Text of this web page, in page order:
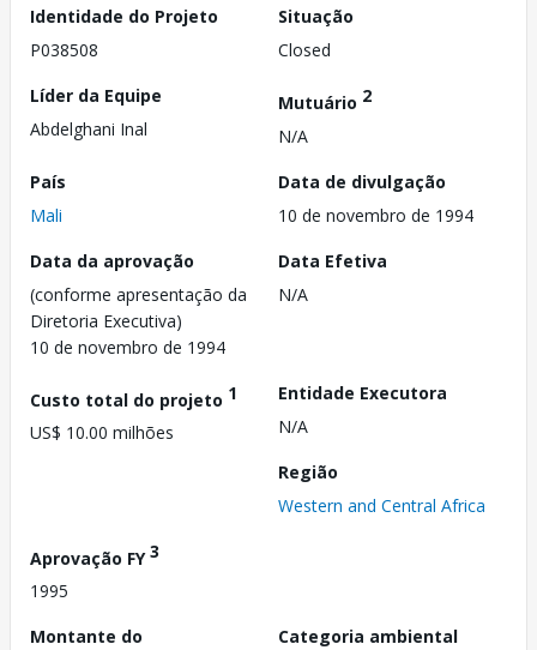
Identidade do Projeto
P038508
Situação
Closed
Líder da Equipe
Abdelghani Inal
Mutuário 2
N/A
País
Mali
Data de divulgação
10 de novembro de 1994
Data da aprovação
(conforme apresentação da
Diretoria Executiva)
10 de novembro de 1994
Data Efetiva
N/A
Custo total do projeto 1
US$ 10.00 milhões
Entidade Executora
N/A
Região
Western and Central Africa
Aprovação FY3
1995
Montante do
Categoria ambiental